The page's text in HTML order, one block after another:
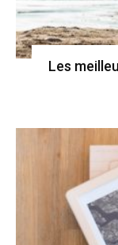
Les